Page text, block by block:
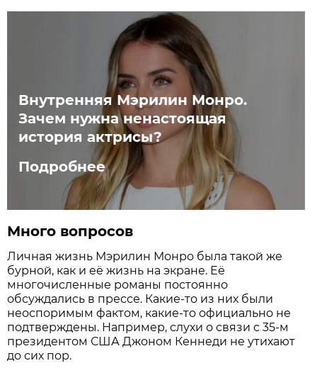
Внутренняя Мэрилин Монро.
Зачем нужна ненастоящая
история актрисы?
Подробнее
Много вопросов
Личная жизнь Мэрилин Монро была такой же
бурной, как и её жизнь на экране. Её
многочисленные романы постоянно
обсуждались в прессе. Какие-то из них были
неоспоримым фактом, какие-то официально не
подтверждены. Например, слухи о связи с 35-м
президентом США Джоном Кеннеди не утихают
до сих пор.